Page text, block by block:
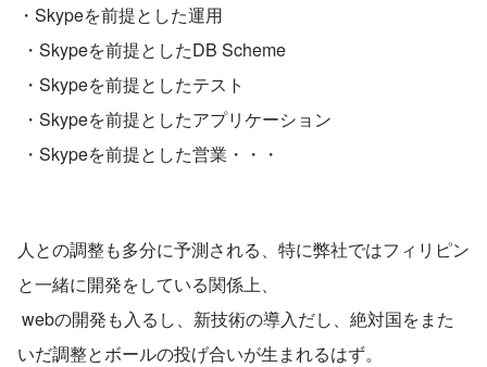
・Skypeを前提とした運用
・Skypeを前提としたDB Scheme
・Skypeを前提としたテスト
・Skypeを前提としたアプリケーション
・Skypeを前提とした営業・・・
人との調整も多分に予測される、特に弊社ではフィリピン
と一緒に開発をしている関係上、
いだ調整とボールの投げ合いが生まれるはず。